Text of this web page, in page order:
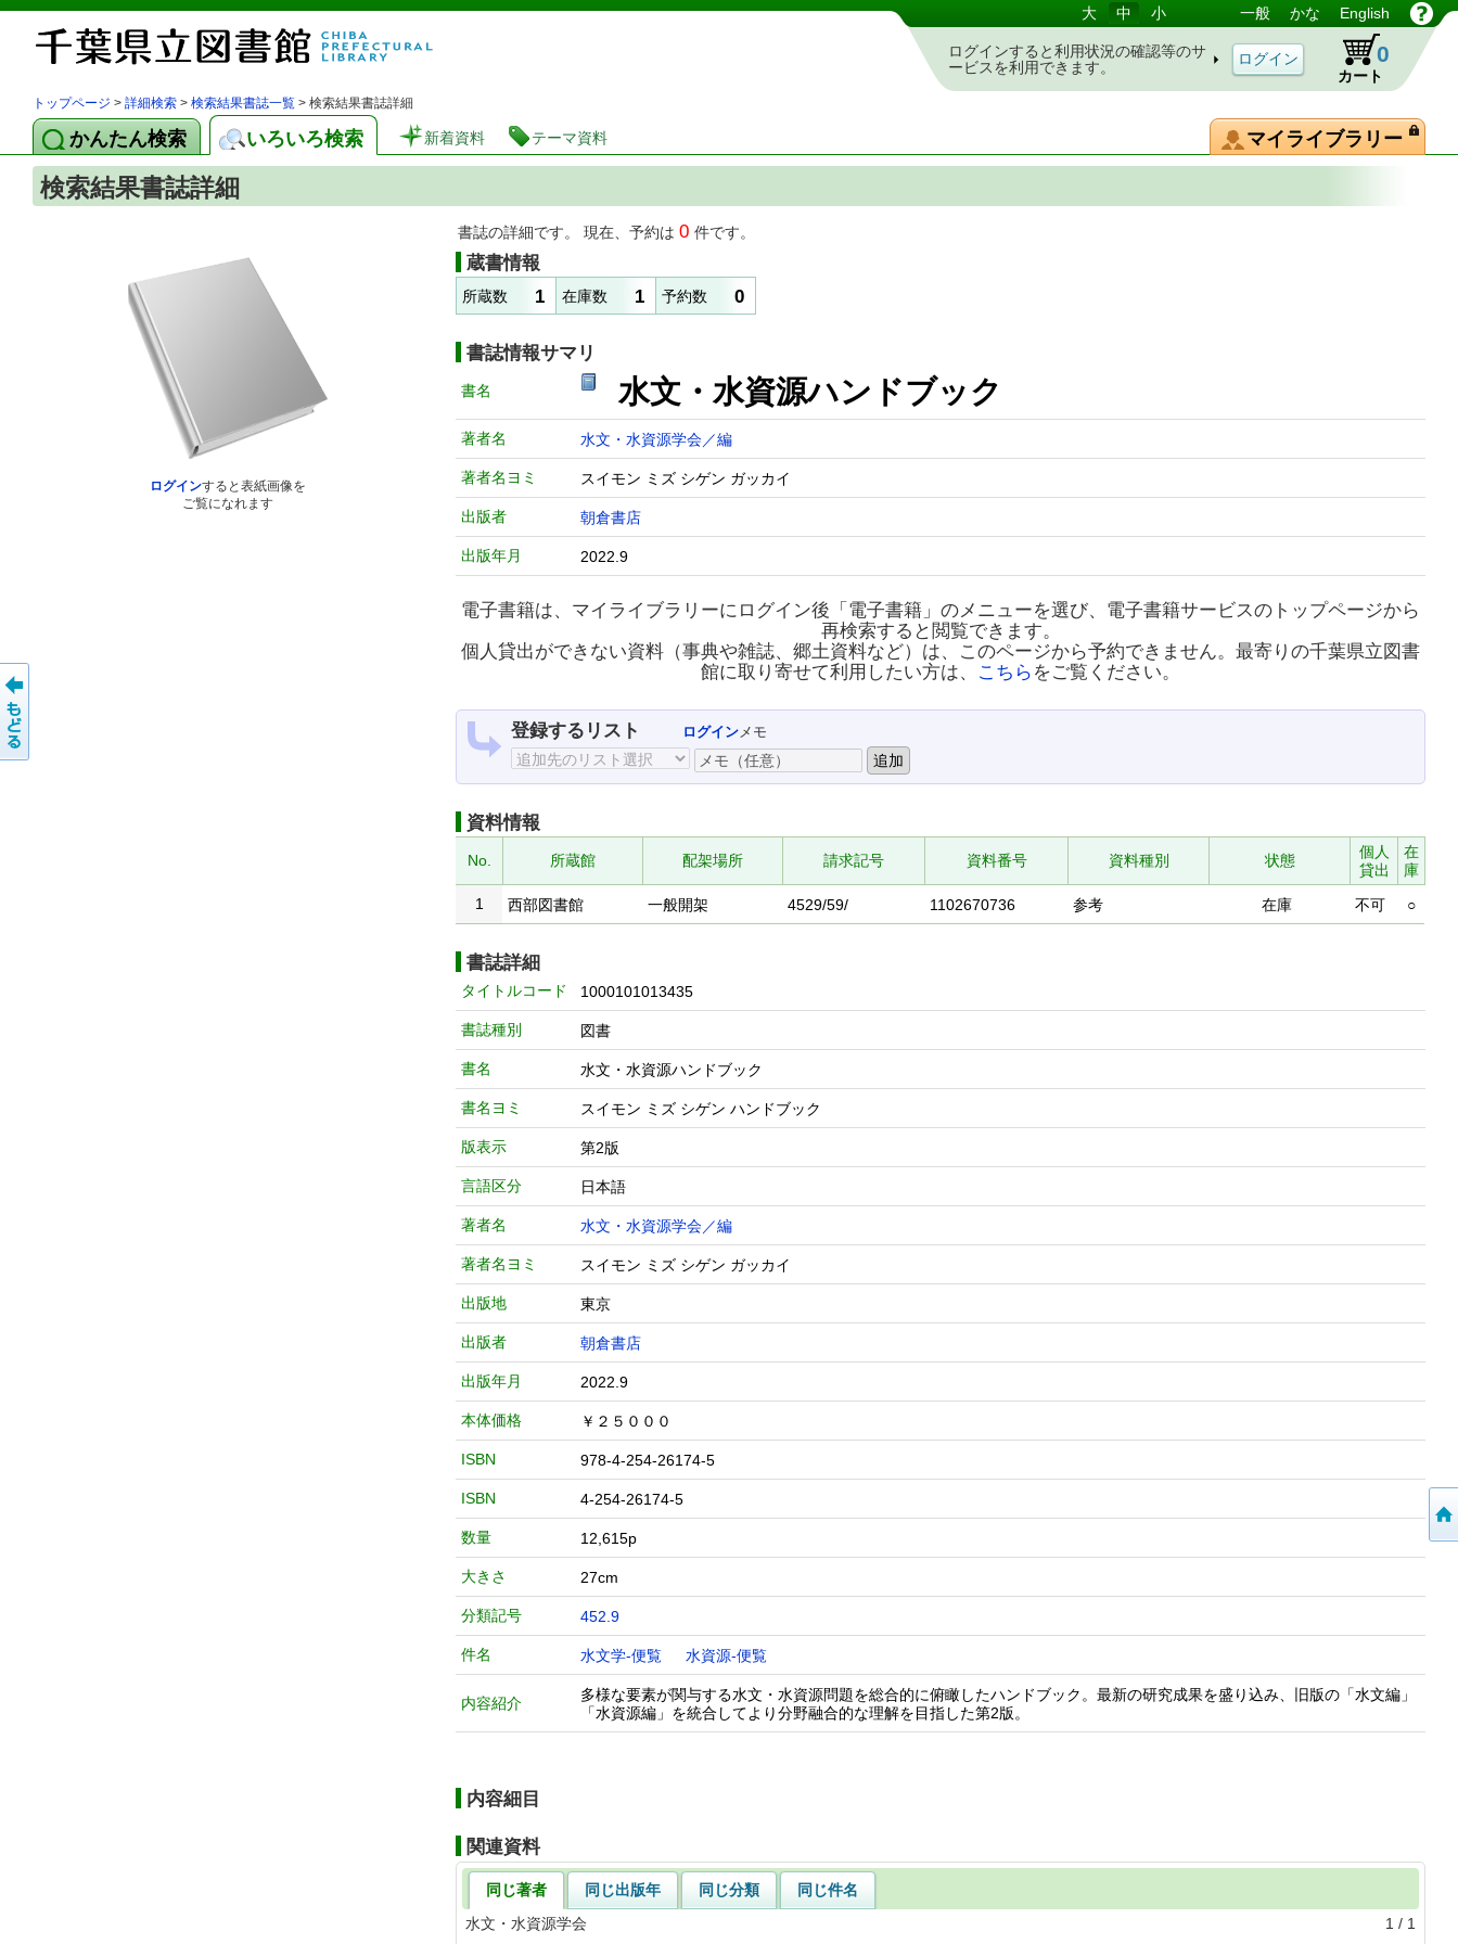
図書館 蔵書検索・予約システム 大 中 小 一般 かな English
ログインすると利用状況の確認等のサ
ービスを利用できます。
カート
0
トップページ > 詳細検索 > 検索結果書誌一覧 > 検索結果書誌詳細
かんたん検索 いろいろ検索 新着資料 テーマ資料 マイライブラリー
検索結果書誌詳細
ログインすると表紙画像を
ご覧になれます
書誌の詳細です。 現在、予約は 0 件です。
蔵書情報
所蔵数 1 在庫数 1 予約数 0
書誌情報サマリ
書名 水文・水資源ハンドブック
著者名 水文・水資源学会／編
著者名ヨミ スイモン ミズ シゲン ガッカイ
出版者 朝倉書店
出版年月 2022.9
電子書籍は、マイライブラリーにログイン後「電子書籍」のメニューを選び、電子書籍サービスのトップページから
再検索すると閲覧できます。
個人貸出ができない資料（事典や雑誌、郷土資料など）は、このページから予約できません。最寄りの千葉県立図書
館に取り寄せて利用したい方は、 こちら をご覧ください。
登録するリスト ログインメモ
資料情報
No. 所蔵館 配架場所 請求記号 資料番号 資料種別 状態
個人
貸出
在
庫
1
西部図書館 一般開架 4529/59/ 1102670736 参考 在庫 不可 ○
書誌詳細
タイトルコード 1000101013435
書誌種別 図書
書名 水文・水資源ハンドブック
書名ヨミ スイモン ミズ シゲン ハンドブック
版表示 第2版
言語区分 日本語
著者名 水文・水資源学会／編
著者名ヨミ スイモン ミズ シゲン ガッカイ
出版地 東京
出版者 朝倉書店
出版年月 2022.9
本体価格 ￥２５０００
ISBN 978-4-254-26174-5
ISBN 4-254-26174-5
数量 12,615p
大きさ 27cm
分類記号 452.9
件名 水文学-便覧 水資源-便覧
内容紹介
多様な要素が関与する水文・水資源問題を総合的に俯瞰したハンドブック。最新の研究成果を盛り込み、旧版の「水文編」
「水資源編」を統合してより分野融合的な理解を目指した第2版。
内容細目
関連資料
同じ著者 同じ出版年 同じ分類
同じ件名
水文・水資源学会
1 / 1